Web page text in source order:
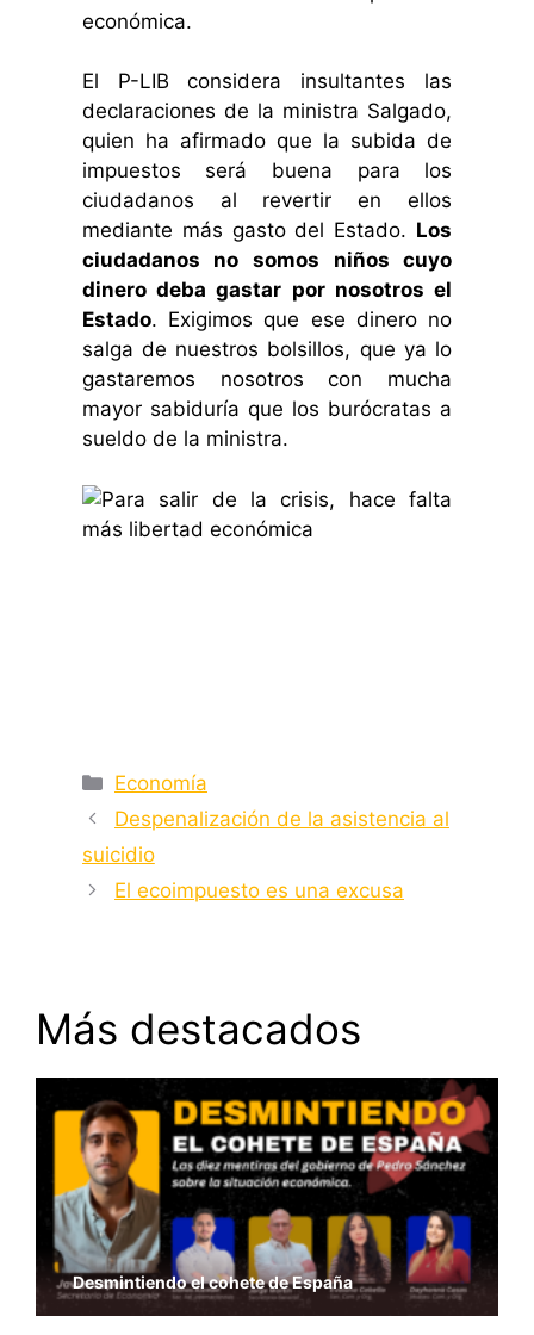
económica.
El P-LIB considera insultantes las
declaraciones de la ministra Salgado,
quien ha afirmado que la subida de
impuestos será buena para los
ciudadanos al revertir en ellos
mediante más gasto del Estado. Los
ciudadanos no somos niños cuyo
dinero deba gastar por nosotros el
Estado. Exigimos que ese dinero no
salga de nuestros bolsillos, que ya lo
gastaremos nosotros con mucha
mayor sabiduría que los burócratas a
sueldo de la ministra.
Categorías
Economía
Despenalización de la asistencia al
suicidio
El ecoimpuesto es una excusa
Más destacados
Desmintiendo el cohete de España